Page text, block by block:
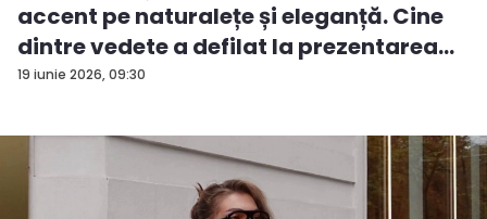
19 iunie 2026, 09:30
accent pe naturalețe și eleganță. Cine
dintre vedete a defilat la prezentarea
d...